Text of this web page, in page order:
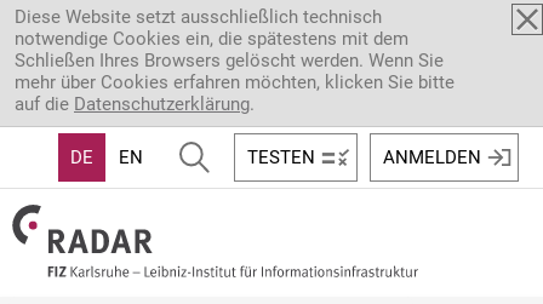
Direkt zum Inhalt
Diese Website setzt ausschließlich technisch
notwendige Cookies ein, die spätestens mit dem
Schließen Ihres Browsers gelöscht werden. Wenn Sie
mehr über Cookies erfahren möchten, klicken Sie bitte
auf die Datenschutzerklärung.
DE EN TESTEN ANMELDEN